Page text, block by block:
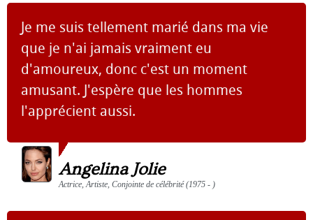
Je me suis tellement marié dans ma vie
que je n'ai jamais vraiment eu
d'amoureux, donc c'est un moment
amusant. J'espère que les hommes
l'apprécient aussi.
Angelina Jolie
Actrice, Artiste, Conjointe de célébrité (1975 - )